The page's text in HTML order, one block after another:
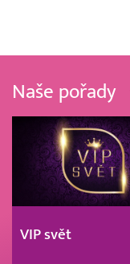
Naše pořady
VIP svět